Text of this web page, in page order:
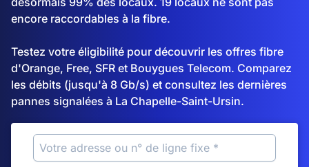
encore raccordables à la fibre.
Testez votre éligibilité pour découvrir les offres fibre
d'Orange, Free, SFR et Bouygues Telecom. Comparez
les débits (jusqu'à 8 Gb/s) et consultez les dernières
pannes signalées à La Chapelle-Saint-Ursin.